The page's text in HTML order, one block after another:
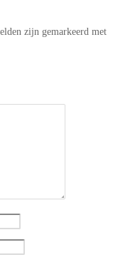
zijn gemarkeerd met